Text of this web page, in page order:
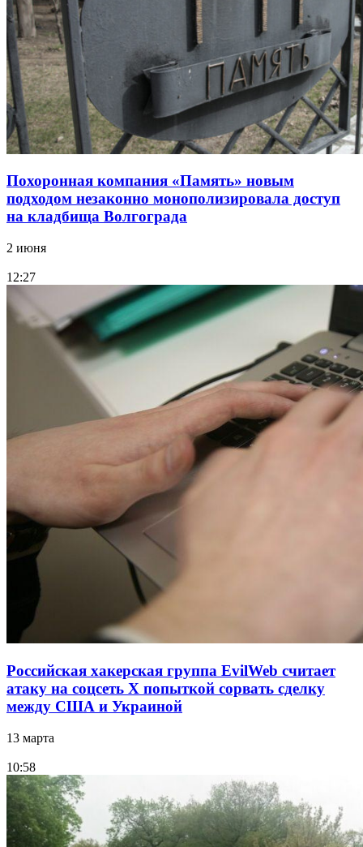
Похоронная компания «Память» новым
подходом незаконно монополизировала доступ
на кладбища Волгограда
2 июня
12:27
Российская хакерская группа EvilWeb считает
атаку на соцсеть Х попыткой сорвать сделку
между США и Украиной
13 марта
10:58